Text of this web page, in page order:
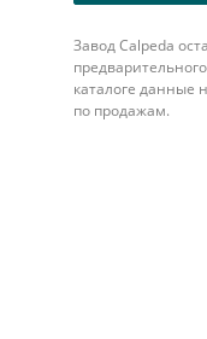
Завод Calpeda
каталоге данные
по продажам.